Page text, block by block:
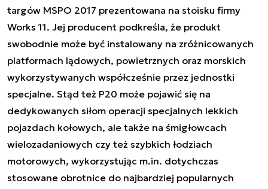
targów MSPO 2017 prezentowana na stoisku firmy
Works 11. Jej producent podkreśla, że produkt
swobodnie może być instalowany na zróżnicowanych
platformach lądowych, powietrznych oraz morskich
wykorzystywanych współcześnie przez jednostki
specjalne. Stąd też P20 może pojawić się na
dedykowanych siłom operacji specjalnych lekkich
pojazdach kołowych, ale także na śmigłowcach
wielozadaniowych czy też szybkich łodziach
motorowych, wykorzystując m.in. dotychczas
stosowane obrotnice do najbardziej popularnych